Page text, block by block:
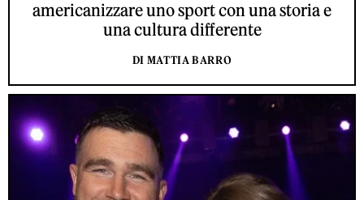
americanizzare uno sport con una storia e
una cultura differente
DI MATTIA BARRO